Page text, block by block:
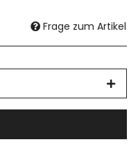
Frage zum Artikel